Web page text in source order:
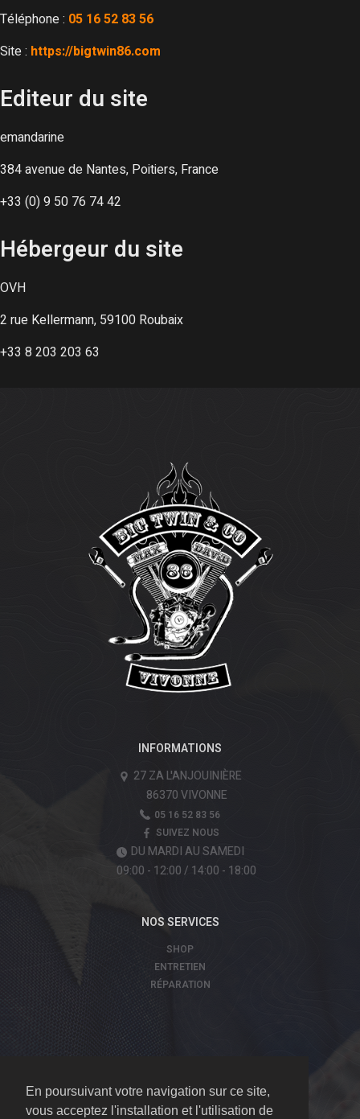
En poursuivant votre navigation sur ce site,
vous acceptez l'installation et l'utilisation de
Téléphone : 05 16 52 83 56
Site : https://bigtwin86.com
Editeur du site
emandarine
384 avenue de Nantes, Poitiers, France
+33 (0) 9 50 76 74 42
Hébergeur du site
OVH
2 rue Kellermann, 59100 Roubaix
+33 8 203 203 63
INFORMATIONS
27 ZA L'ANJOUINIÈRE
86370 VIVONNE
05 16 52 83 56
SUIVEZ NOUS
DU MARDI AU SAMEDI
09:00 - 12:00 / 14:00 - 18:00
NOS SERVICES
SHOP
ENTRETIEN
RÉPARATION